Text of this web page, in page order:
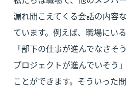
漏れ聞こえてくる会話の内容
ています。例えば、職場にい
「部下の仕事が進んでなさそ
プロジェクトが進んでいそう
ことができます。そういった